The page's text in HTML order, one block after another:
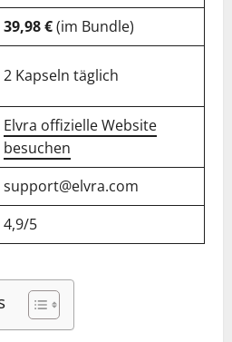
39,98 €(im Bundle)
2 Kapseln täglich
Elvra offizielle Website
besuchen
support@elvra.com
4,9/5